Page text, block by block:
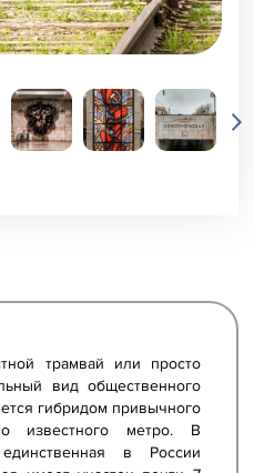
трамвай или просто
вид общественного
гибридом привычного
известного метро. В
в России